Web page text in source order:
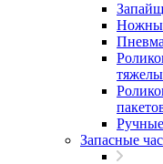
Запасные